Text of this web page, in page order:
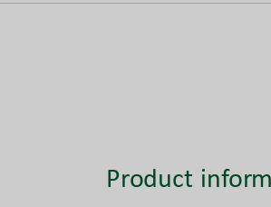
Product